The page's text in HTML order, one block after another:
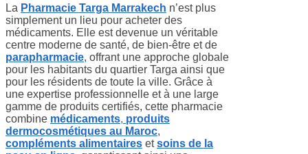
La Pharmacie Targa Marrakech n’est plus
simplement un lieu pour acheter des
médicaments. Elle est devenue un véritable
centre moderne de santé, de bien-être et de
parapharmacie, offrant une approche globale
pour les habitants du quartier Targa ainsi que
pour les résidents de toute la ville. Grâce à
une expertise professionnelle et à une large
gamme de produits certifiés, cette pharmacie
combine médicaments, produits
dermocosmétiques au Maroc,
compléments alimentaires etsoins de la